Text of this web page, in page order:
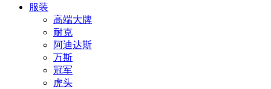
服装
高端大牌
耐克
阿迪达斯
万斯
冠军
虎头